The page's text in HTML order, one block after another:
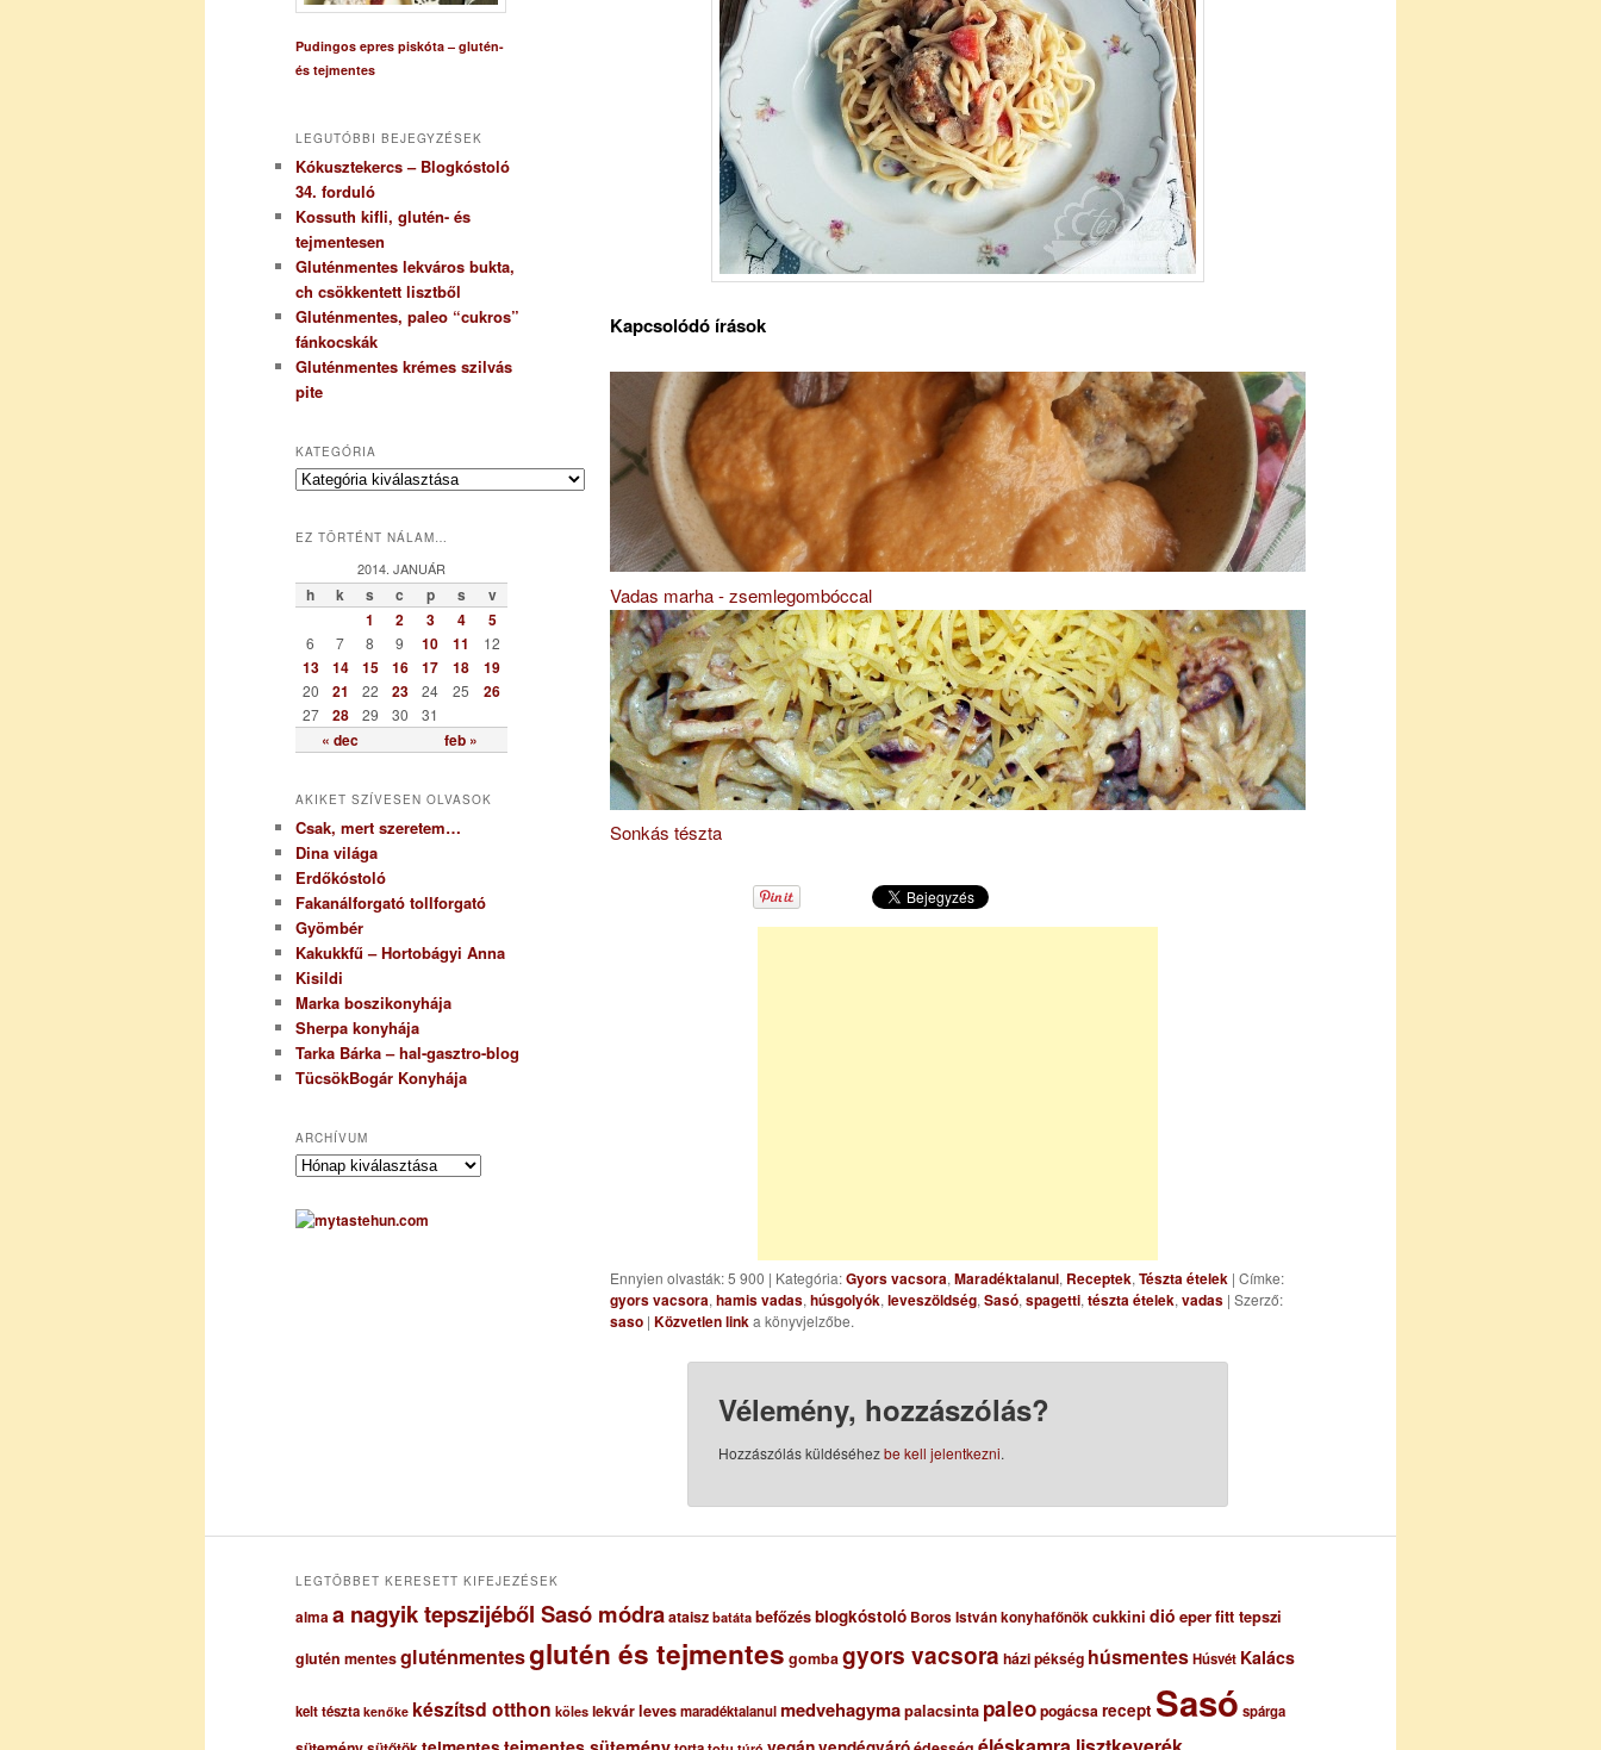
Kapcsolódó írások
Vadas marha - zsemlegombóccal
Sonkás tészta
Ennyien olvasták: 5 900 | Kategória:Gyors vacsora,Maradéktalanul, Receptek,Tészta ételek | Címke:
gyors vacsora,hamis vadas,húsgolyók,leveszöldség,Sasó,spagetti,tészta ételek,vadas | Szerző:
saso | Közvetlen linka könyvjelzőbe.
Vélemény, hozzászólás?
Hozzászólás küldéséhezbe kell jelentkezni.
Pudingos epres piskóta – glutén-
és tejmentes
LEGUTÓBBI BEJEGYZÉSEK
Kókusztekercs – Blogkóstoló
34. forduló
Kossuth kifli, glutén- és
tejmentesen
Gluténmentes lekváros bukta,
ch csökkentett lisztből
Gluténmentes, paleo “cukros”
fánkocskák
Gluténmentes krémes szilvás
pite
KATEGÓRIA
K
e
r
EZ TÖRTÉNT NÁLAM…
2014. JANUÁR
h k s c p s v
« dec feb »
1 2 3 4 5
6 7 8 9 10 11 12
13 14 15 16 17 18 19
20 21 22 23 24 25 26
27 28 29 30 31
AKIKET SZÍVESEN OLVASOK
Csak, mert szeretem…
Dina világa
Erdőkóstoló
Fakanálforgató tollforgató
Gyömbér
Kakukkfű – Hortobágyi Anna
Kisildi
Marka boszikonyhája
Sherpa konyhája
Tarka Bárka – hal-gasztro-blog
TücsökBogár Konyhája
ARCHÍVUM
A
c
h
LEGTÖBBET KERESETT KIFEJEZÉSEK
almaa nagyik tepszijéből Sasó módraataisz batáta befőzésblogkóstoló Boros István konyhafőnökcukkini dió eperfitt tepszi
glutén mentesgluténmentesglutén és tejmentes gombagyors vacsora házi pékség húsmentesHúsvét Kalács
kelt tészta kenőke készítsd otthon köles lekvárlevesmaradéktalanulmedvehagymapalacsinta paleopogácsarecept Sasó spárga